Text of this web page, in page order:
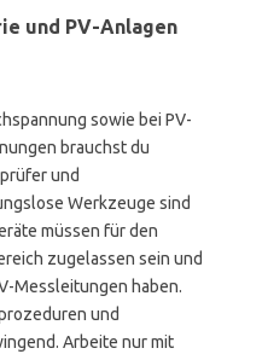
und PV-Anlagen
sowie bei PV-
brauchst du
und
Werkzeuge sind
müssen für den
zugelassen sein und
Messleitungen haben.
und
Arbeite nur mit